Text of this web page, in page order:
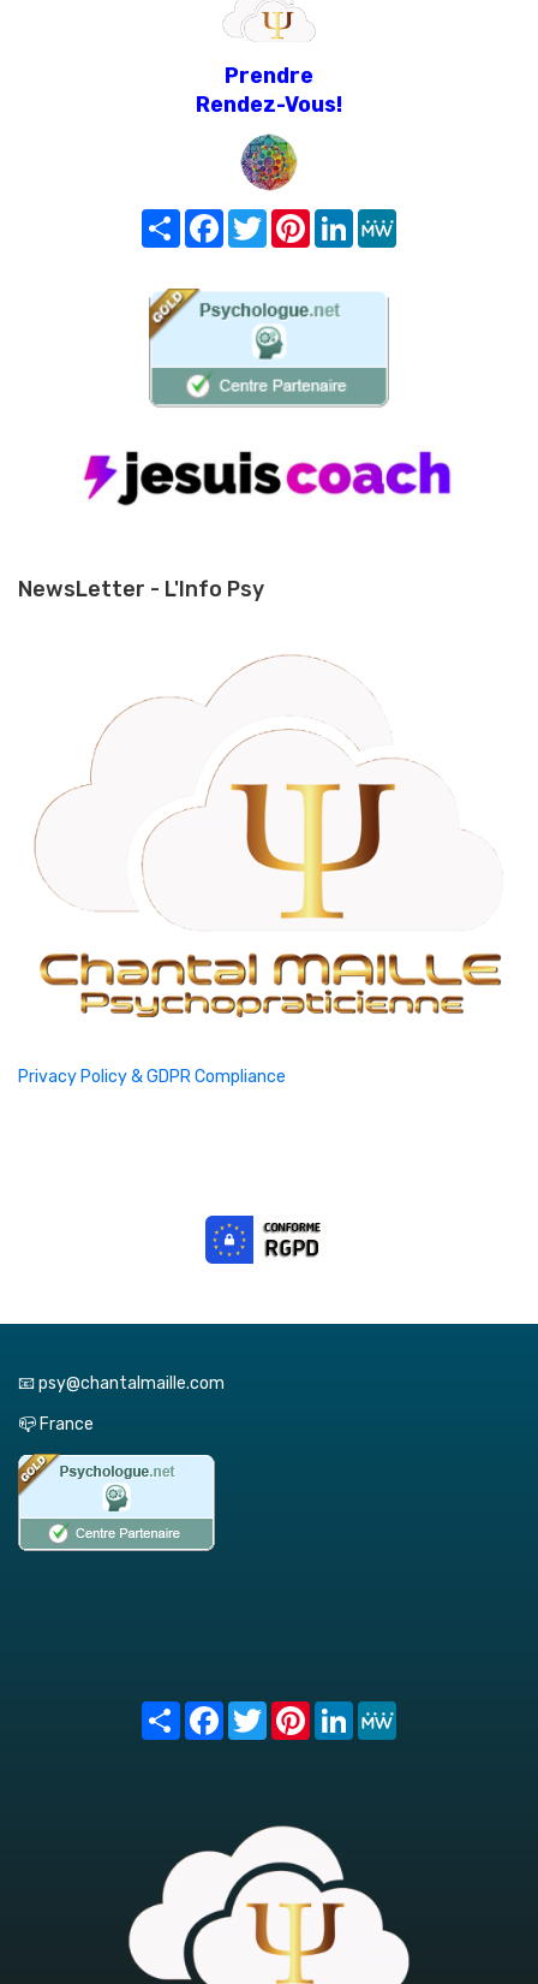
Prendre
Rendez-Vous!
Share FacebookTwitterPinterest
LinkedIn
NewsLetter - L'Info Psy
Privacy Policy & GDPR Compliance
📧 psy@chantalmaille.com
📪 France
Share FacebookTwitterPinterest
LinkedIn